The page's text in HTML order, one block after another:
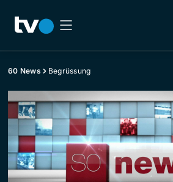
60 News Begrüssung